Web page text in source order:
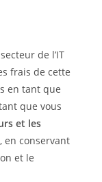
de l’IT
frais de cette
en tant que
que vous
et les
en conservant
et le